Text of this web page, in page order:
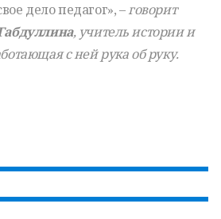
дело педагог», –говорит
, учитель истории и
с ней рука об руку.